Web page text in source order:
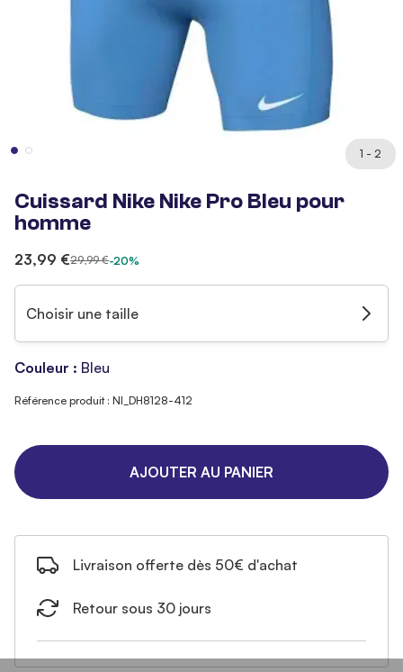
1 - 2
Cuissard Nike Nike Pro Bleu pour
homme
23,99 €29,99 €-20%
Choisir une taille
Couleur : Bleu
Référence produit : NI_DH8128-412
AJOUTER AU PANIER
Livraison offerte dès 50€ d'achat
Retour sous 30 jours